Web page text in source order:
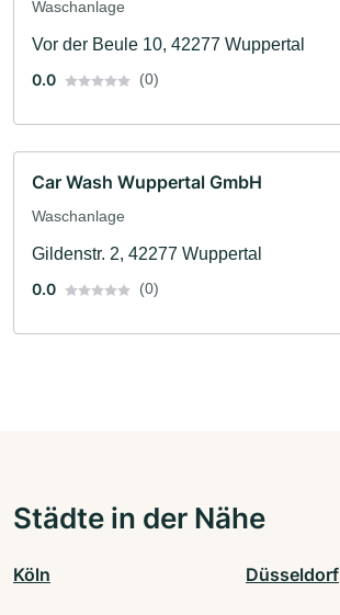
Waschanlage
Vor der Beule 10, 42277 Wuppertal
0.0
(0)
Car Wash Wuppertal GmbH
Waschanlage
Gildenstr. 2, 42277 Wuppertal
0.0
(0)
Städte in der Nähe
Köln Düsseldorf